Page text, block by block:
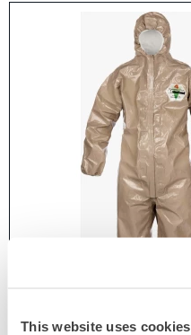
This website uses cookies